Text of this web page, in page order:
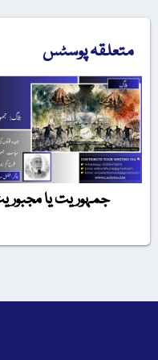
متعلقہ پوسٹس
جمہوریت یا